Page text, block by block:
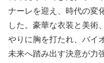
ナーレを迎え、時代の変
した。豪華な衣装と美術
やりに胸を打たれ、バイ
未来へ踏み出す決意が力